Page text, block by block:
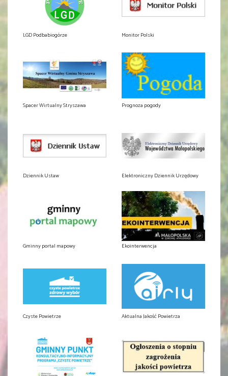
LGD Podbabiogórze Monitor Polski
Spacer Wirtualny Stryszawa Prognoza pogody
Dziennik Ustaw Elektroniczny Dziennik Urzędowy
Gminny portal mapowy Ekointerwencja
Czyste Powietrze Aktualna Jakość Powietrza